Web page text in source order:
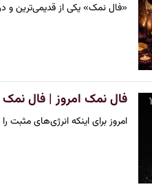
«فال نمک» یکی از قدیمی‌ترین
فال نمک امروز | فال نمک
امروز برای اینکه انرژی‌های